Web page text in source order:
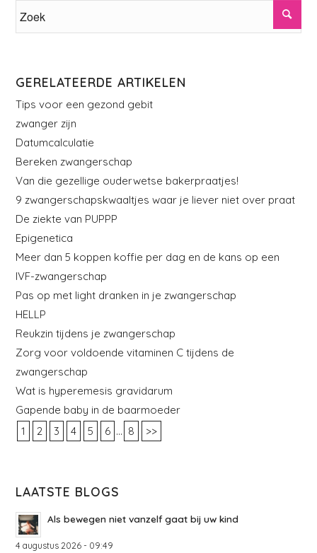
GERELATEERDE ARTIKELEN
Tips voor een gezond gebit
zwanger zijn
Datumcalculatie
Bereken zwangerschap
Van die gezellige ouderwetse bakerpraatjes!
9 zwangerschapskwaaltjes waar je liever niet over praat
De ziekte van PUPPP
Epigenetica
Meer dan 5 koppen koffie per dag en de kans op een
IVF-zwangerschap
Pas op met light dranken in je zwangerschap
HELLP
Reukzin tijdens je zwangerschap
Zorg voor voldoende vitaminen C tijdens de
zwangerschap
Wat is hyperemesis gravidarum
Gapende baby in de baarmoeder
1
2 3 4 5 6 ... 8 >>
LAATSTE BLOGS
Als bewegen niet vanzelf gaat bij uw kind
4 augustus 2026 - 09:49